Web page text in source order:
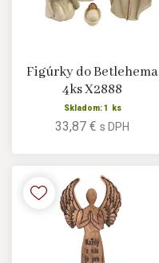
Figúrky do Betlehema
4ks X2888
Skladom: 1 ks
33,87 €s DPH